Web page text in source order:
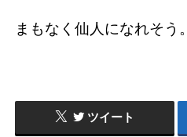
まもなく仙人になれそう。
ツイート